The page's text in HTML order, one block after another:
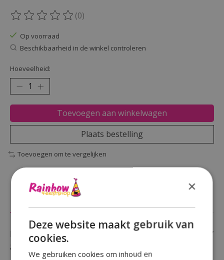
De beoordeling van dit product is
(0)
Op voorraad
Beschikbaarheid in de winkel controleren
Hoeveelheid:
Toevoegen aan winkelwagen
Plaats bestelling
Toevoegen om te vergelijken
Liefhebber van blush pink en heb je een verjaardag of
gelegenheid te vieren van 50 jaar ?
×
Deze website maakt gebruik van
cookies.
We gebruiken cookies om inhoud en